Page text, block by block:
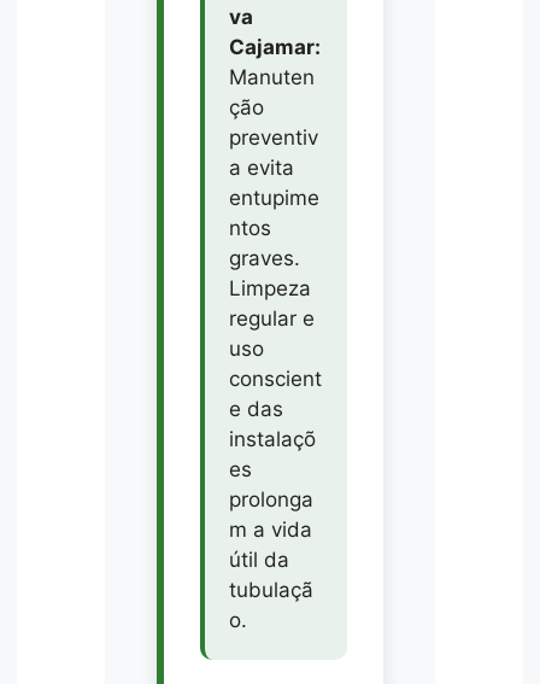
va
Cajamar:
Manuten
ção
preventiv
a evita
entupime
ntos
graves.
Limpeza
regular e
uso
conscient
e das
instalaçõ
es
prolonga
m a vida
útil da
tubulaçã
o.